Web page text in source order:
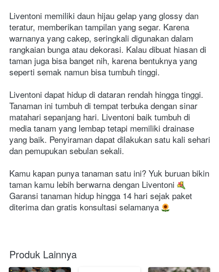
Liventoni memiliki daun hijau gelap yang glossy dan
teratur, memberikan tampilan yang segar. Karena
warnanya yang cakep, seringkali digunakan dalam
rangkaian bunga atau dekorasi. Kalau dibuat hiasan di
taman juga bisa banget nih, karena bentuknya yang
seperti semak namun bisa tumbuh tinggi.
Liventoni dapat hidup di dataran rendah hingga tinggi.
Tanaman ini tumbuh di tempat terbuka dengan sinar
matahari sepanjang hari. Liventoni baik tumbuh di
media tanam yang lembap tetapi memiliki drainase
yang baik. Penyiraman dapat dilakukan satu kali sehari
dan pemupukan sebulan sekali.
Kamu kapan punya tanaman satu ini? Yuk buruan bikin
taman kamu lebih berwarna dengan Liventoni
Garansi tanaman hidup hingga 14 hari sejak paket
diterima dan gratis konsultasi selamanya
Produk Lainnya